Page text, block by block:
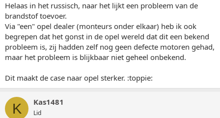
Helaas in het russisch, naar het lijkt een probleem van de
brandstof toevoer.
Via "een" opel dealer (monteurs onder elkaar) heb ik ook
begrepen dat het gonst in de opel wereld dat dit een bekend
probleem is, zij hadden zelf nog geen defecte motoren gehad,
maar het probleem is blijkbaar niet geheel onbekend.
Dit maakt de case naar opel sterker. :toppie:
K Kas1481
Lid